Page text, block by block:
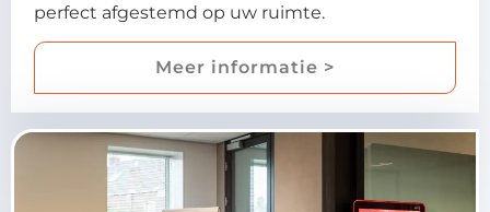
perfect afgestemd op uw ruimte.
Meer informatie >